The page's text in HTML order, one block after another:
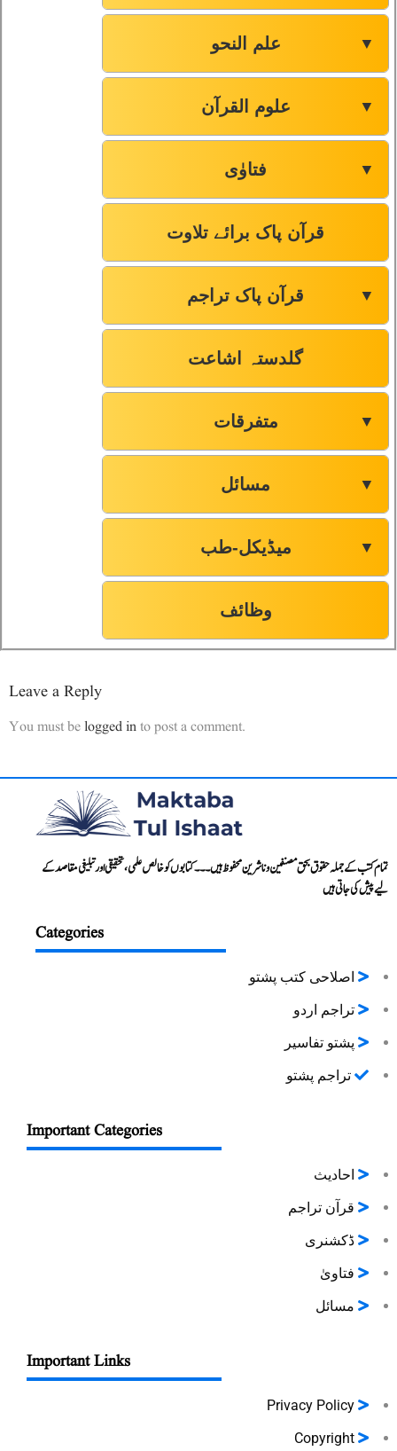
علم النحو ▼
علوم القرآن ▼
فتاوٰی ▼
قرآن پاک برائے تلاوت
قرآن پاک تراجم ▼
گلدستہ اشاعت
متفرقات ▼
مسائل ▼
میڈیکل-طب ▼
وظائف
Leave a Reply
You must belogged into post a comment.
تمام کتب کے جملہ حقوق بحق مصنفین و ناشرین محفوظ ہیں۔۔۔ کتابوں کو خالص علمی، تحقیقی اور تبلیغی مقاصد کے
لیے پیش کی جاتی ہیں
Categories
اصلاحی کتب پشتو
تراجم اردو
پشتو تفاسیر
تراجم پشتو
Important Categories
احادیث
قرآن تراجم
ڈکشنری
فتاویٰ
مسائل
Important Links
Privacy Policy
Copyright